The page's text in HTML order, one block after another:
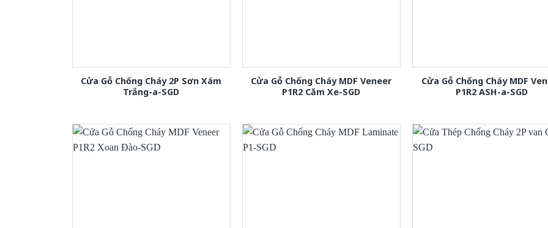
Cửa Gỗ Chống Cháy 2P Sơn Xám
Trắng-a-SGD
Cửa Gỗ Chống Cháy MDF Veneer
P1R2 Căm Xe-SGD
Cửa Gỗ Chống Cháy MDF
P1R2 ASH-a-SGD